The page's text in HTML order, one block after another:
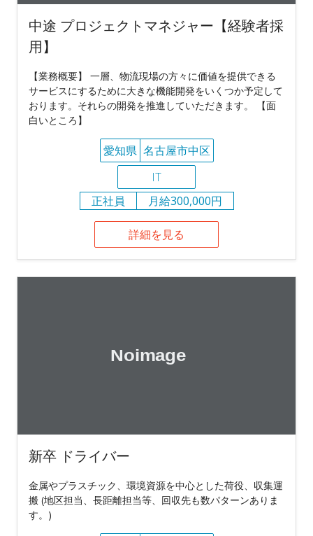
中途 プロジェクトマネジャー【経験者採
用】
【業務概要】 一層、物流現場の方々に価値を提供できる
サービスにするために大きな機能開発をいくつか予定して
おります。それらの開発を推進していただきます。 【面
白いところ】
愛知県 名古屋市中区
IT
正社員
月給300,000円
詳細を見る
新卒 ドライバー
金属やプラスチック、環境資源を中心とした荷役、収集運
搬 (地区担当、長距離担当等、回収先も数パターンありま
す。)